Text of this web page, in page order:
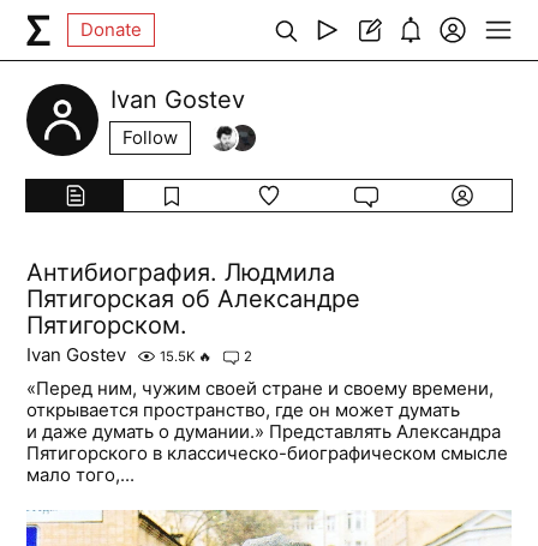
Donate
Ivan Gostev
Follow
Антибиография. Людмила
Пятигорская об Александре
Пятигорском.
Ivan Gostev 15.5K 🔥 2
«Перед ним, чужим своей стране и своему времени,
открывается пространство, где он может думать
и даже думать о думании.» Представлять Александра
Пятигорского в классическо-биографическом смысле
мало того,...